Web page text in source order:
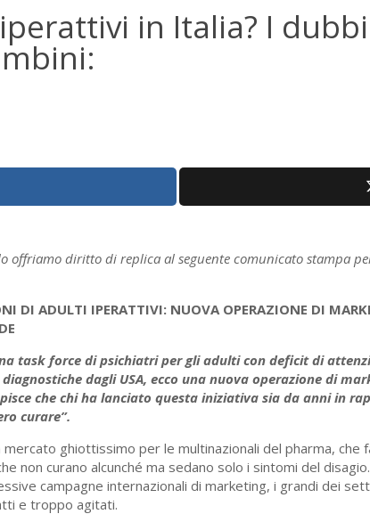
in Italia? I
offriamo diritto di replica al seguente comunicato stampa
DI ADULTI IPERATTIVI: NUOVA OPERAZIONE DI
task force di psichiatri per gli adulti con deficit di
dagli USA, ecco una nuova operazione di
che chi ha lanciato questa iniziativa sia da anni in
curare”.
ghiottissimo per le multinazionali del pharma, che
non curano alcunché ma sedano solo i sintomi del disagio.
campagne internazionali di marketing, i grandi dei
e troppo agitati.